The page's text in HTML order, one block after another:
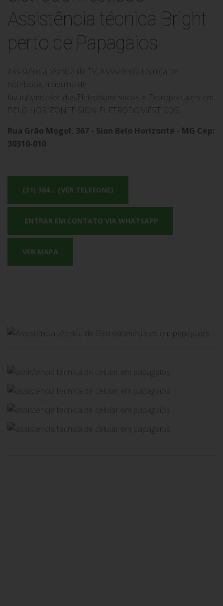
Assistência técnica Bright
perto de Papagaios
Assistência técnica de TV, Assistência técnica de
notebook, máquina de
lavar,tv,microondas,Eletrodomésticos e Eletroportáteis em
BELO HORIZONTE SION ELETRODOMÉSTICOS.
Rua Grão Mogol, 367 - Sion Belo Horizonte - MG Cep:
30310-010
(31) 364... (VER TELEFONE)
ENTRAR EM CONTATO VIA WHATSAPP
VER MAPA